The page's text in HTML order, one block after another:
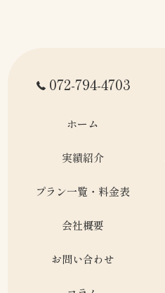
072-794-4703
ホーム
実績紹介
プラン一覧・料金表
会社概要
お問い合わせ